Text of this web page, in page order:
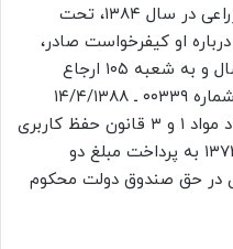
کاربری مقدار یکصد مترمربع زمین زراعی در سال ۱۳۸۴، تحت
او کیفرخواست صادر،
پرونده به دادگاه عمومی همدان ارسال و به شعبه ۱۰۵ ارجاع
گردیده و این شعبه حسب دادنامه شماره ۰۰۳۳۹ ـ ۱۴/۴/۱۳۸۸
نامبرده را بزهکار دانسته و به استناد مواد ۱ و ۳ قانون حفظ کاربری
اراضی زراعی و باغ‌ها مصوّب سال ۱۳۷۴ به پرداخت مبلغ دو
در حق صندوق دولت محکوم